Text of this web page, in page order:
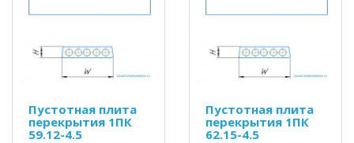
Пустотная плита
перекрытия 1ПК
59.12-4.5
Пустотная плита
перекрытия 1ПК
62.15-4.5